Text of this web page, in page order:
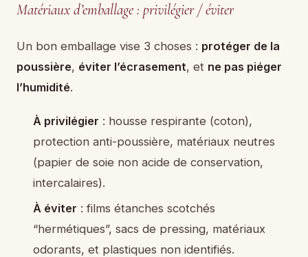
Matériaux d’emballage : privilégier / éviter
Un bon emballage vise 3 choses : protéger de la
poussière, éviter l’écrasement, et ne pas piéger
l’humidité.
À privilégier : housse respirante (coton),
protection anti-poussière, matériaux neutres
(papier de soie non acide de conservation,
intercalaires).
À éviter : films étanches scotchés
“hermétiques”, sacs de pressing, matériaux
odorants, et plastiques non identifiés.